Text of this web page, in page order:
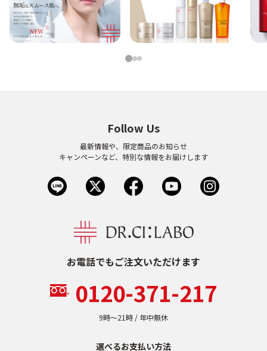
ショッピングガイド
お電話でもご注文いただけます
123
お電話でもご注文いただけます
0120-371-217
9時〜21時 / 年中無休
選べるお支払い方法
Follow Us
最新情報や、限定商品のお知らせ
キャンペーンなど、特別な情報をお届けします